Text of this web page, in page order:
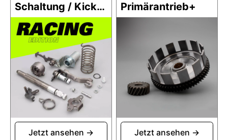
Schaltung / Kickstarter Primärantrieb+